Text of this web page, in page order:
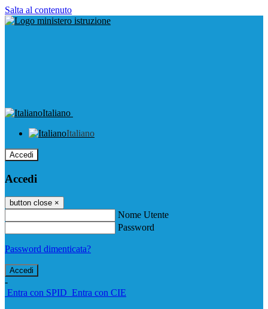
Salta al contenuto
Italiano
Italiano
Accedi
Accedi
button close ×
Nome Utente
Password
Password dimenticata?
-
Entra con SPID Entra con CIE